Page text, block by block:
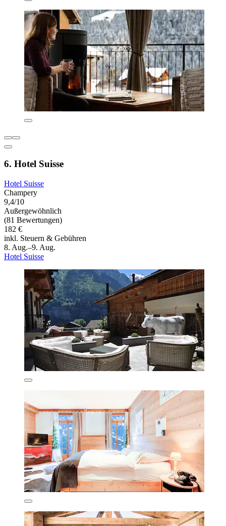
6. Hotel Suisse
Hotel Suisse
Champery
9,4/10
Außergewöhnlich
(81 Bewertungen)
182 €
inkl. Steuern & Gebühren
8. Aug.–9. Aug.
Hotel Suisse